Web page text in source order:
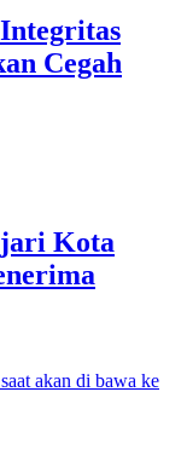
Cegah
Kota